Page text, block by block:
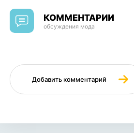
КОММЕНТАРИИ
обсуждения мода
Добавить комментарий